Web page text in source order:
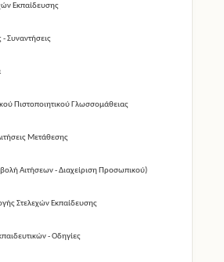
Εκπαίδευσης
Συναντήσεις
Πιστοποιητικού Γλωσσομάθειας
Μετάθεσης
Αιτήσεων - Διαχείριση Προσωπικού)
Στελεχών Εκπαίδευσης
- Οδηγίες